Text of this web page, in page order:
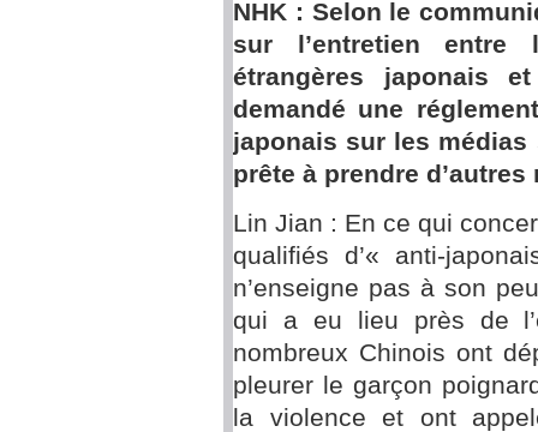
NHK : Selon le
sur l’entretien entre
étrangères japonais
demandé une
japonais sur les
prête à prendre d’autres
Lin Jian : En ce qui
qualifiés d’« anti-
n’enseigne pas à son
qui a eu lieu près de
nombreux Chinois ont
pleurer le garçon
la violence et ont